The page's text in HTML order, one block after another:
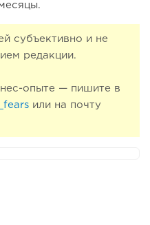
субъективно и не
редакции.
опыте — пишите в
или на почту